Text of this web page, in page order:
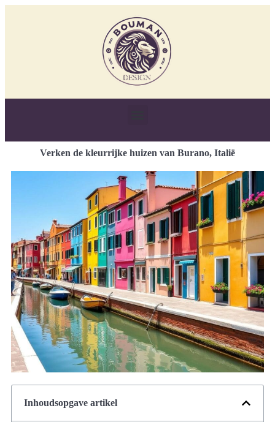
Verken de kleurrijke huizen van Burano, Italië
Inhoudsopgave artikel